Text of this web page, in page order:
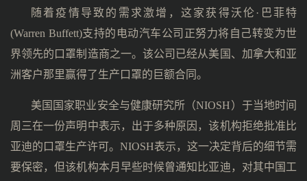
随着疫情导致的需求激增，这家获得沃伦·巴菲特
(Warren Buffett)支持的电动汽车公司正努力将自己转变为世
界领先的口罩制造商之一。该公司已经从美国、加拿大和亚
洲客户那里赢得了生产口罩的巨额合同。
美国国家职业安全与健康研究所（NIOSH）于当地时间
周三在一份声明中表示，出于多种原因，该机构拒绝批准比
亚迪的口罩生产许可。NIOSH表示，这一决定背后的细节需
要保密，但该机构本月早些时候曾通知比亚迪，对其中国工